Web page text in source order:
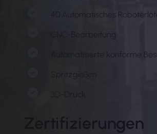
40 Automatisches
CNC-Bearbeitung
Automatisierte konforme
Spritzgießen
Zertifizierungen